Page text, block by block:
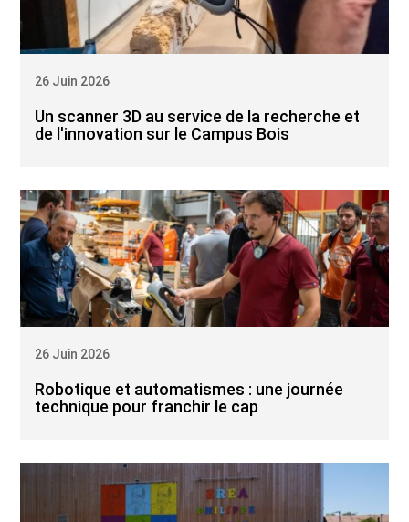
Un scanner 3D au service de la recherche et
de l'innovation sur le Campus Bois
26 Juin 2026
Robotique et automatismes : une journée
technique pour franchir le cap
26 Juin 2026